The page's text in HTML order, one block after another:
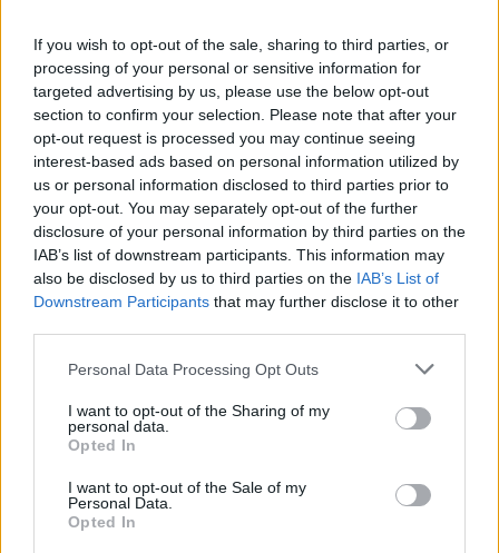
If you wish to opt-out of the sale, sharing to third parties, or
processing of your personal or sensitive information for
targeted advertising by us, please use the below opt-out
section to confirm your selection. Please note that after your
opt-out request is processed you may continue seeing
interest-based ads based on personal information utilized by
us or personal information disclosed to third parties prior to
your opt-out. You may separately opt-out of the further
disclosure of your personal information by third parties on the
IAB’s list of downstream participants. This information may
also be disclosed by us to third parties on the IAB’s List of
Downstream Participants that may further disclose it to other
Personal Data Processing Opt Outs
I want to opt-out of the Sharing of my
personal data.
Opted In
I want to opt-out of the Sale of my
Personal Data.
Opted In
czytamy w opisie zawołania biskupiego.
Ks. Krzysztof Józef Nykielurodził się w Osjakowie 28
lutego 1965 r. Mając 19 lat, wstąpił do Wyższego
Seminarium Duchownego w Łodzi, a święcenia
kapłańskie przyjął w 1990 r. Zaraz potem trafił do parafii
we Włodzimierzowie, a później na studia do Rzymu. W
roku 2001 uzyskał doktorat z prawa kanonicznego na
Papieskim Uniwersytecie Gregoriańskim. W latach 1995-
2002 pracował w Papieskiej Radzie ds. Duszpasterstwa
Służby Zdrowia. 1 lipca 2002 roku zaczął pracę w
Benedykt XVI mianował księdza prałata Krzysztofa Nykla
Regensem Penitencjarii Apostolskiej. 1 maja 2024
mianowany przez Ojca Świętego Franciszka biskupem
tytularnym Velii.
Jest zastępcą sekretarza międzynarodowej komisji